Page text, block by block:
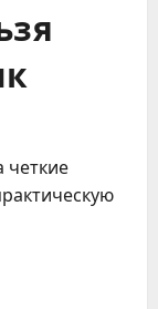
четкие